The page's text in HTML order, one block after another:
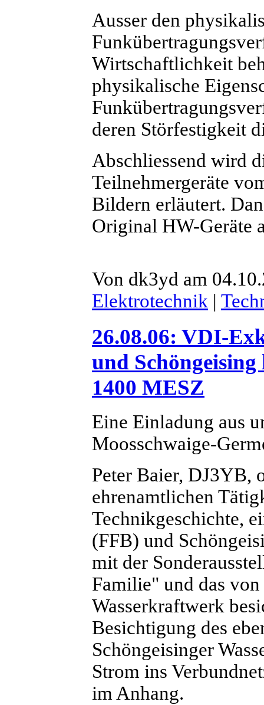
Ausser den
Wirtschaftlichkeit
physikalische
deren Störfestigkeit
Abschliessend wird
Teilnehmergeräte
Bildern erläutert.
Original HW-Geräte
Von dk3yd am
Elektrotechnik |
26.08.06: VDI-
und Schöngeising
1400 MESZ
Eine Einladung aus
Moosschwaige-
Peter Baier, DJ3YB,
ehrenamtlichen
Technikgeschichte,
(FFB) und
mit der
Familie" und das
Wasserkraftwerk
Besichtigung des
Schöngeisinger
Strom ins
im Anhang.